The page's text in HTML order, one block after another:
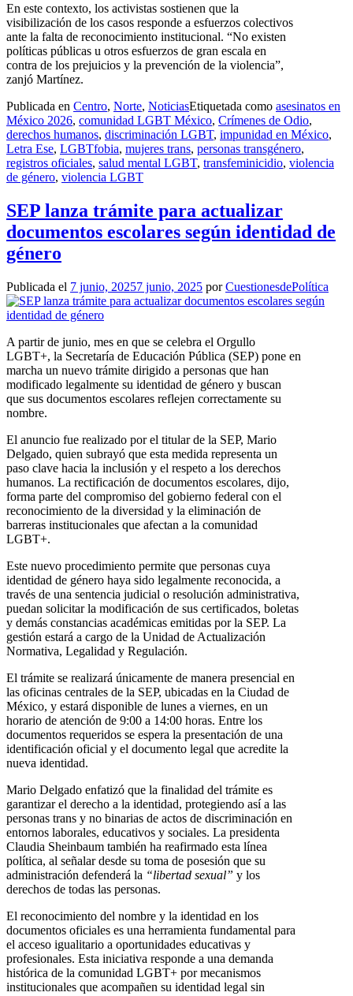
En este contexto, los activistas sostienen que la
visibilización de los casos responde a esfuerzos colectivos
ante la falta de reconocimiento institucional. “No existen
políticas públicas u otros esfuerzos de gran escala en
contra de los prejuicios y la prevención de la violencia”,
zanjó Martínez.
Publicada en Centro, Norte, NoticiasEtiquetada como asesinatos en
México 2026, comunidad LGBT México, Crímenes de Odio,
derechos humanos, discriminación LGBT, impunidad en México,
Letra Ese, LGBTfobia, mujeres trans, personas transgénero,
registros oficiales, salud mental LGBT, transfeminicidio, violencia
de género, violencia LGBT
SEP lanza trámite para actualizar
documentos escolares según identidad de
género
Publicada el 7 junio, 20257 junio, 2025 porCuestionesdePolítica
A partir de junio, mes en que se celebra el Orgullo
LGBT+, la Secretaría de Educación Pública (SEP) pone en
marcha un nuevo trámite dirigido a personas que han
modificado legalmente su identidad de género y buscan
que sus documentos escolares reflejen correctamente su
nombre.
El anuncio fue realizado por el titular de la SEP, Mario
Delgado, quien subrayó que esta medida representa un
paso clave hacia la inclusión y el respeto a los derechos
humanos. La rectificación de documentos escolares, dijo,
forma parte del compromiso del gobierno federal con el
reconocimiento de la diversidad y la eliminación de
barreras institucionales que afectan a la comunidad
LGBT+.
Este nuevo procedimiento permite que personas cuya
identidad de género haya sido legalmente reconocida, a
través de una sentencia judicial o resolución administrativa,
puedan solicitar la modificación de sus certificados, boletas
y demás constancias académicas emitidas por la SEP. La
gestión estará a cargo de la Unidad de Actualización
Normativa, Legalidad y Regulación.
El trámite se realizará únicamente de manera presencial en
las oficinas centrales de la SEP, ubicadas en la Ciudad de
México, y estará disponible de lunes a viernes, en un
horario de atención de 9:00 a 14:00 horas. Entre los
documentos requeridos se espera la presentación de una
identificación oficial y el documento legal que acredite la
nueva identidad.
Mario Delgado enfatizó que la finalidad del trámite es
garantizar el derecho a la identidad, protegiendo así a las
personas trans y no binarias de actos de discriminación en
entornos laborales, educativos y sociales. La presidenta
Claudia Sheinbaum también ha reafirmado esta línea
política, al señalar desde su toma de posesión que su
administración defenderá la “libertad sexual” y los
derechos de todas las personas.
El reconocimiento del nombre y la identidad en los
documentos oficiales es una herramienta fundamental para
el acceso igualitario a oportunidades educativas y
profesionales. Esta iniciativa responde a una demanda
histórica de la comunidad LGBT+ por mecanismos
institucionales que acompañen su identidad legal sin